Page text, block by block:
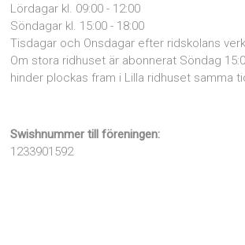
Lördagar kl. 09:00 - 12:00
Söndagar kl. 15:00 - 18:00
Tisdagar och Onsdagar efter ridskolans
Om stora ridhuset är abonnerat Söndag
hinder plockas fram i Lilla ridhuset samma
Swishnummer till föreningen:
1233901592